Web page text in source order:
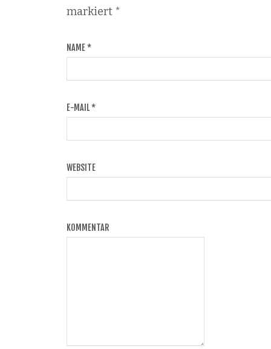
markiert *
NAME*
E-MAIL*
WEBSITE
KOMMENTAR